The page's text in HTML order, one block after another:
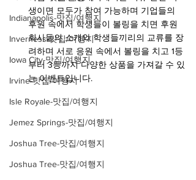
Indianapolis-맛집/여행지
Inverness-맛집/여행지
Iowa City-맛집/여행지
Irvine-맛집/여행지
Isle Royale-맛집/여행지
Jemez Springs-맛집/여행지
Joshua Tree-맛집/여행지
Joshua Tree-맛집/여행지
생이면 모두가 참여 가능하며 기업들의
후원 속에서 학생들이 볼링을 치면 후원
회사들의 소개와 학생들끼리의 교류를 장
려하며 서로 응원 속에서 볼링을 치고 1등
부터 3등까지 다양한 상품을 가져갈 수 있
는 이벤트입니다.